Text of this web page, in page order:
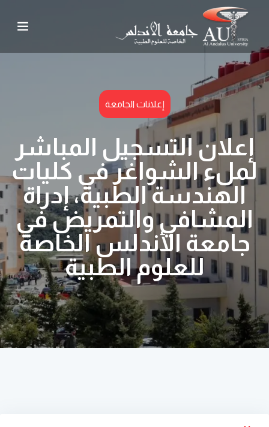
إعلانات الجامعة
إعلان التسجيل المباشر
لملء الشواغر في كليات
الهندسة الطبية، إدراة
المشافي والتمريض في
جامعة الأندلس الخاصة
للعلوم الطبية